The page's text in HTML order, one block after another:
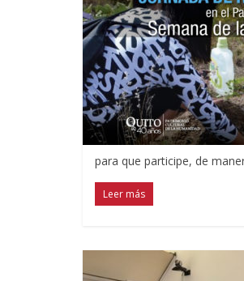
para que participe, de
Leer más